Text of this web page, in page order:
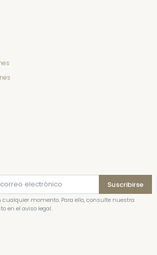
cualquier momento. Para ello, consulte nuestra
en el aviso legal.